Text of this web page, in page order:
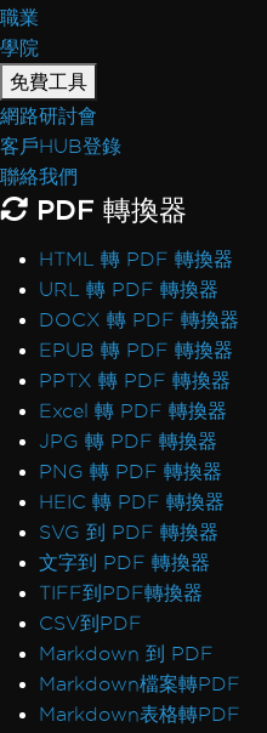
職業
學院
免費工具
網路研討會
客戶HUB登錄
聯絡我們
PDF 轉換器
HTML 轉 PDF 轉換器
URL 轉 PDF 轉換器
DOCX 轉 PDF 轉換器
EPUB 轉 PDF 轉換器
PPTX 轉 PDF 轉換器
Excel 轉 PDF 轉換器
JPG 轉 PDF 轉換器
PNG 轉 PDF 轉換器
HEIC 轉 PDF 轉換器
SVG 到 PDF 轉換器
文字到 PDF 轉換器
TIFF到PDF轉換器
CSV到PDF
Markdown 到 PDF
Markdown檔案轉PDF
Markdown表格轉PDF